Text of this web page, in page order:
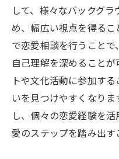
神奈川県川崎
して、様々なバックグ
め、幅広い視点を得る
で恋愛相談を行うことで
自己理解を深めること
トや文化活動に参加す
いを見つけやすくなり
し、個々の恋愛経験を
愛のステップを踏み出す